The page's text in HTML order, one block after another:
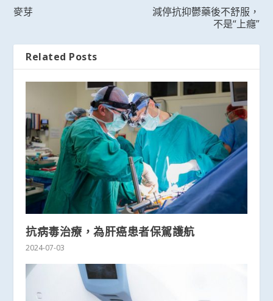
麥芽
減停抗抑鬱藥後不舒服，
不是“上癮”
Related Posts
抗病毒治療，為肝癌患者保駕護航
2024-07-03